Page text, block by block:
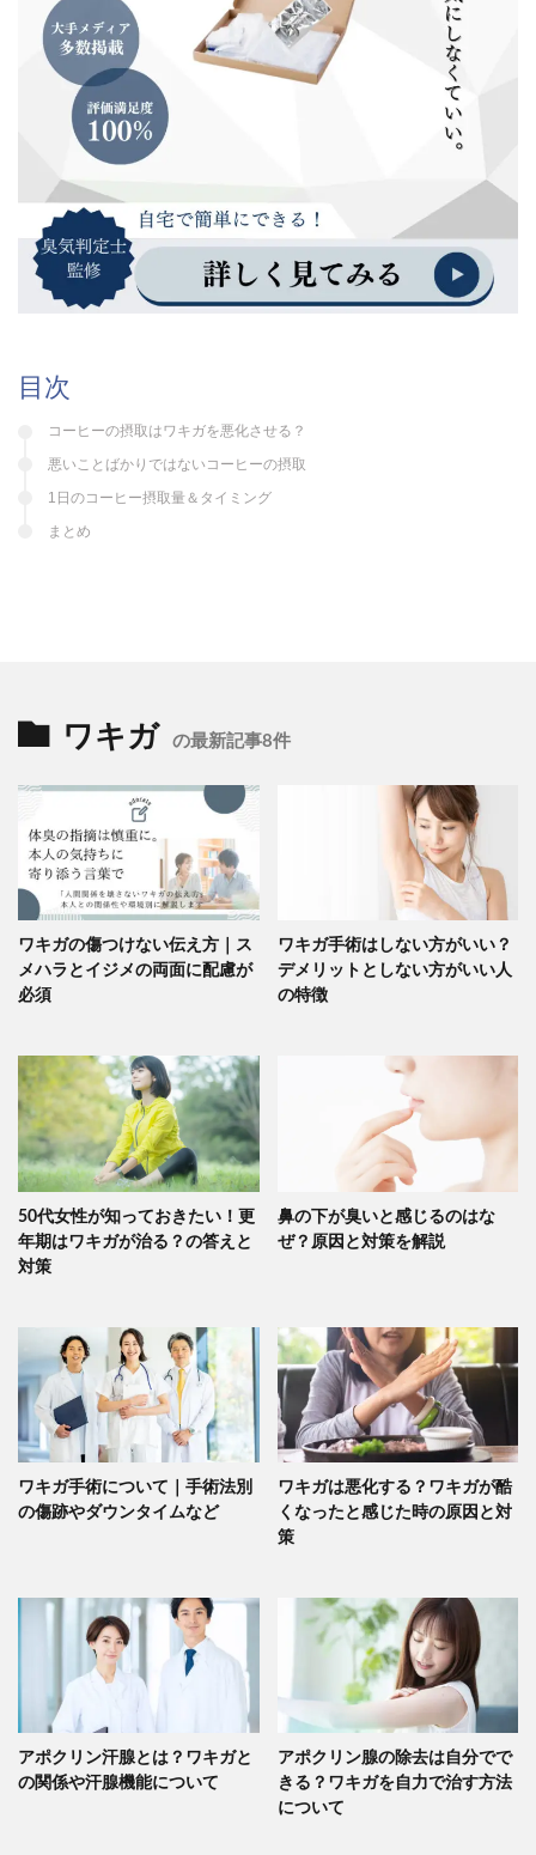
目次
コーヒーの摂取はワキガを悪化させる？
悪いことばかりではないコーヒーの摂取
1日のコーヒー摂取量＆タイミング
まとめ
ワキガ の最新記事8件
ワキガの傷つけない伝え方｜ス
メハラとイジメの両面に配慮が
必須
ワキガ手術はしない方がいい？
デメリットとしない方がいい人
の特徴
50代女性が知っておきたい！更
年期はワキガが治る？の答えと
対策
鼻の下が臭いと感じるのはな
ぜ？原因と対策を解説
ワキガ手術について｜手術法別
の傷跡やダウンタイムなど
ワキガは悪化する？ワキガが酷
くなったと感じた時の原因と対
策
アポクリン汗腺とは？ワキガと
の関係や汗腺機能について
アポクリン腺の除去は自分でで
きる？ワキガを自力で治す方法
について